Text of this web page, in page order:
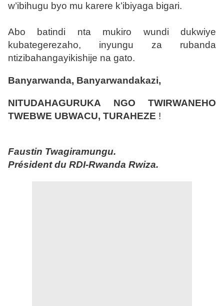
w’ibihugu byo mu karere k’ibiyaga bigari.
Abo batindi nta mukiro wundi dukwiye
kubategerezaho, inyungu za rubanda
ntizibahangayikishije na gato.
Banyarwanda, Banyarwandakazi,
NITUDAHAGURUKA NGO TWIRWANEHO
TWEBWE UBWACU, TURAHEZE !
Faustin Twagiramungu.
Président du RDI-Rwanda Rwiza.